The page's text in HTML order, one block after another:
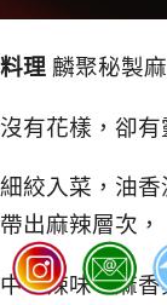
理 麟聚秘製
有花樣，卻有
絞入菜，油
出麻辣層次，
，辣味、麻香